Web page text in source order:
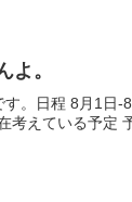
よ。
。日程 8月1日-
考えている予定